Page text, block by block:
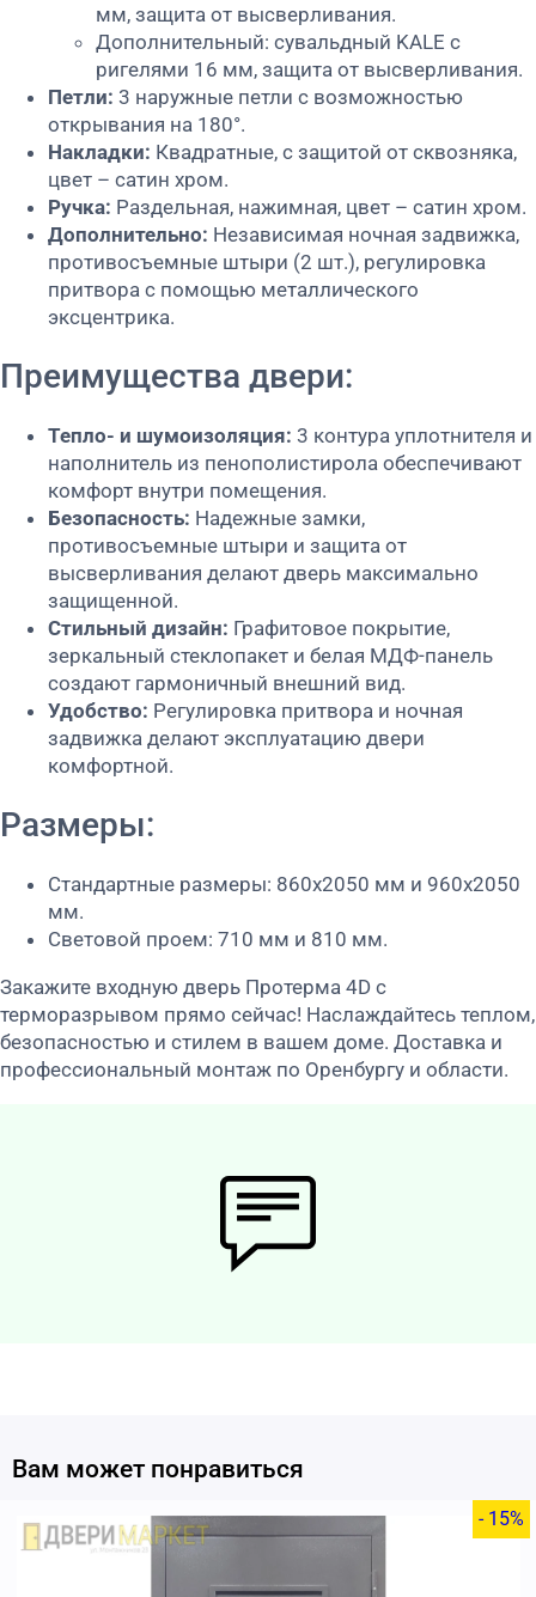
мм, защита от высверливания.
Дополнительный: сувальдный KALE с
ригелями 16 мм, защита от высверливания.
Петли: 3 наружные петли с возможностью
открывания на 180°.
Накладки: Квадратные, с защитой от сквозняка,
цвет – сатин хром.
Ручка: Раздельная, нажимная, цвет – сатин хром.
Дополнительно: Независимая ночная задвижка,
противосъемные штыри (2 шт.), регулировка
притвора с помощью металлического
эксцентрика.
Преимущества двери:
Тепло- и шумоизоляция: 3 контура уплотнителя и
наполнитель из пенополистирола обеспечивают
комфорт внутри помещения.
Безопасность: Надежные замки,
противосъемные штыри и защита от
высверливания делают дверь максимально
защищенной.
Стильный дизайн: Графитовое покрытие,
зеркальный стеклопакет и белая МДФ-панель
создают гармоничный внешний вид.
Удобство: Регулировка притвора и ночная
задвижка делают эксплуатацию двери
комфортной.
Размеры:
Стандартные размеры: 860х2050 мм и 960х2050
мм.
Световой проем: 710 мм и 810 мм.
Закажите входную дверь Протерма 4D с
терморазрывом прямо сейчас! Наслаждайтесь теплом,
безопасностью и стилем в вашем доме. Доставка и
профессиональный монтаж по Оренбургу и области.
Вам может понравиться
- 15%